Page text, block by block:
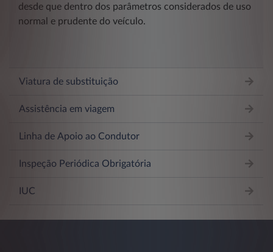
desde que dentro dos parâmetros considerados de uso
normal e prudente do veículo.
Viatura de substituição
Assistência em viagem
Linha de Apoio ao Condutor
Inspeção Periódica Obrigatória
IUC